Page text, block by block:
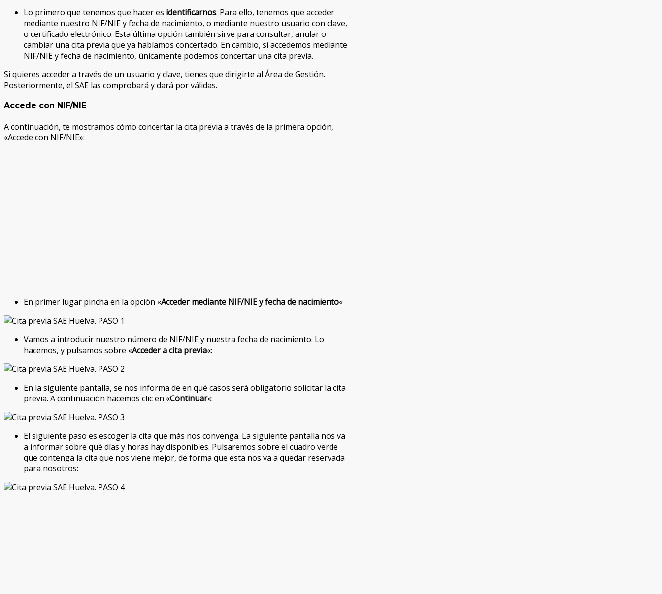
Lo primero que tenemos que hacer es identificarnos. Para ello, tenemos que acceder
mediante nuestro NIF/NIE y fecha de nacimiento, o mediante nuestro usuario con clave,
o certificado electrónico. Esta última opción también sirve para consultar, anular o
cambiar una cita previa que ya habíamos concertado. En cambio, si accedemos mediante
NIF/NIE y fecha de nacimiento, únicamente podemos concertar una cita previa.
Si quieres acceder a través de un usuario y clave, tienes que dirigirte al Área de Gestión.
Posteriormente, el SAE las comprobará y dará por válidas.
Accede con NIF/NIE
A continuación, te mostramos cómo concertar la cita previa a través de la primera opción,
«Accede con NIF/NIE»:
En primer lugar pincha en la opción «Acceder mediante NIF/NIE y fecha de nacimiento«
Vamos a introducir nuestro número de NIF/NIE y nuestra fecha de nacimiento. Lo
hacemos, y pulsamos sobre «Acceder a cita previa«:
En la siguiente pantalla, se nos informa de en qué casos será obligatorio solicitar la cita
previa. A continuación hacemos clic en «Continuar«:
El siguiente paso es escoger la cita que más nos convenga. La siguiente pantalla nos va
a informar sobre qué días y horas hay disponibles. Pulsaremos sobre el cuadro verde
que contenga la cita que nos viene mejor, de forma que esta nos va a quedar reservada
para nosotros: